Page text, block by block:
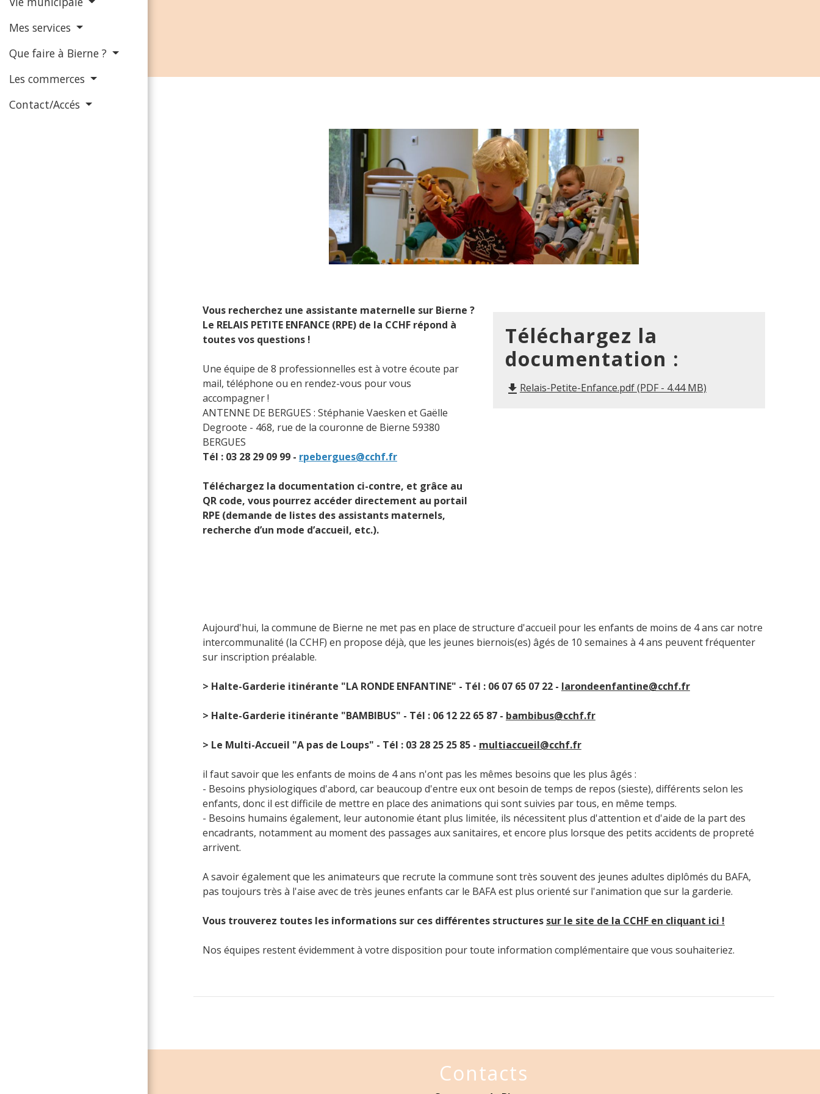
Mes services
Que faire à Bierne ?
Les commerces
Contact/Accés
Vous recherchez une assistante maternelle sur Bierne ?
Le RELAIS PETITE ENFANCE (RPE) de la CCHF répond à
toutes vos questions !
Une équipe de 8 professionnelles est à votre écoute par
mail, téléphone ou en rendez-vous pour vous
accompagner !
ANTENNE DE BERGUES : Stéphanie Vaesken et Gaëlle
Degroote - 468, rue de la couronne de Bierne 59380
BERGUES
Tél : 03 28 29 09 99 - rpebergues@cchf.fr
Téléchargez la documentation ci-contre, et grâce au
QR code, vous pourrez accéder directement au portail
RPE (demande de listes des assistants maternels,
recherche d’un mode d’accueil, etc.).
Téléchargez la
documentation :
file_download Relais-Petite-Enfance.pdf (PDF - 4.44 MB)
Aujourd'hui, la commune de Bierne ne met pas en place de structure d'accueil pour les enfants de moins de 4 ans car notre
intercommunalité (la CCHF) en propose déjà, que les jeunes biernois(es) âgés de 10 semaines à 4 ans peuvent fréquenter
sur inscription préalable.
> Halte-Garderie itinérante "LA RONDE ENFANTINE" - Tél : 06 07 65 07 22 - larondeenfantine@cchf.fr
> Halte-Garderie itinérante "BAMBIBUS" - Tél : 06 12 22 65 87 - bambibus@cchf.fr
> Le Multi-Accueil "A pas de Loups" - Tél : 03 28 25 25 85 - multiaccueil@cchf.fr
il faut savoir que les enfants de moins de 4 ans n'ont pas les mêmes besoins que les plus âgés :
- Besoins physiologiques d'abord, car beaucoup d'entre eux ont besoin de temps de repos (sieste), différents selon les
enfants, donc il est difficile de mettre en place des animations qui sont suivies par tous, en même temps.
- Besoins humains également, leur autonomie étant plus limitée, ils nécessitent plus d'attention et d'aide de la part des
encadrants, notamment au moment des passages aux sanitaires, et encore plus lorsque des petits accidents de propreté
arrivent.
A savoir également que les animateurs que recrute la commune sont très souvent des jeunes adultes diplômés du BAFA,
pas toujours très à l'aise avec de très jeunes enfants car le BAFA est plus orienté sur l'animation que sur la garderie.
Vous trouverez toutes les informations sur ces différentes structures sur le site de la CCHF en cliquant ici !
Nos équipes restent évidemment à votre disposition pour toute information complémentaire que vous souhaiteriez.
Contacts